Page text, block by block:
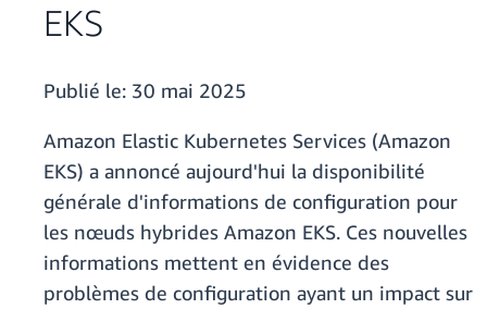
EKS
Publié le: 30 mai 2025
Amazon Elastic Kubernetes Services (Amazon
EKS) a annoncé aujourd'hui la disponibilité
générale d'informations de configuration pour
les nœuds hybrides Amazon EKS. Ces nouvelles
informations mettent en évidence des
problèmes de configuration ayant un impact sur